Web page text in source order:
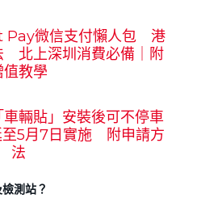
Pay微信支付懶人包 港
北上深圳消費必備｜附
值教學
輛貼」安裝後可不停車
5月7日實施 附申請方
法
測站？